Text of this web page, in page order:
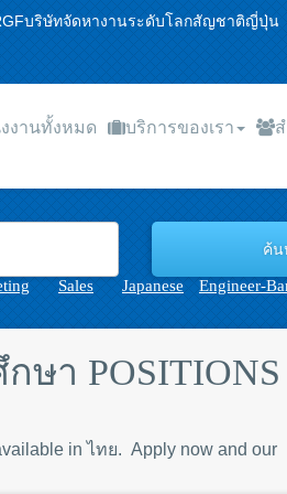
บริษัทจัดหางานระดับโลกสัญชาติญี่ปุ่น
งานทั้งหมด บริการของเรา
Sales Japanese Engineer-
กษา
in ไทย. Apply now and our